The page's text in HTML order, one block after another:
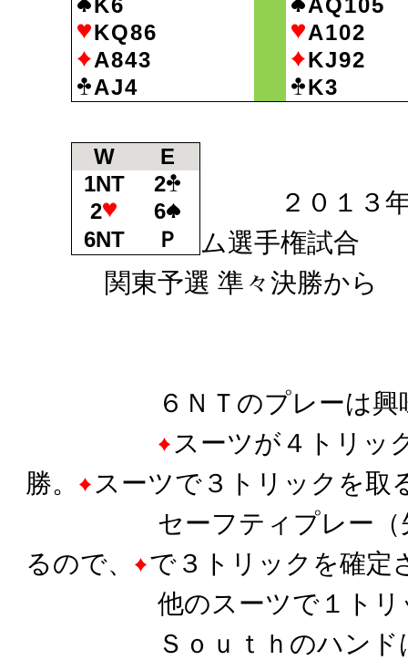
K6
KQ86
A843
AJ4
AQ105
A102
KJ92
K3
W
E
1NT
2
2
6
6NT
Ｐ
２０１３年
ム選手権試合
関東予選 準々決勝から
６ＮＴのプレーは興味
スーツが４トリッ
勝。
スーツで３トリックを取
セーフティプレー（
るので、
で３トリックを確定
他のスーツで１トリッ
Ｓｏｕｔｈのハンド